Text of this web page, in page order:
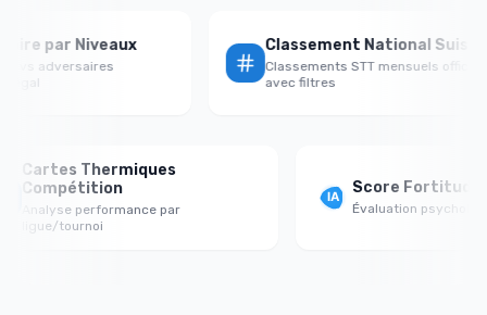
Victoire par Niveaux
vs adversaires
Classement National
Classements STT mensuels
avec filtres
Thermiques
performance par
tournoi
Score Fortitude
Évaluation psychologique